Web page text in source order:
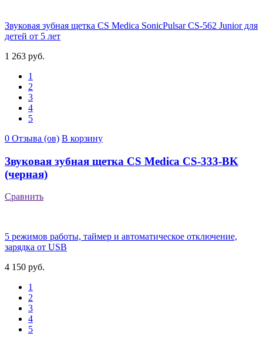
Звуковая зубная щетка CS Medica SonicPulsar CS-562 Junior для
детей от 5 лет
1 263 руб.
1
2
3
4
5
0 Отзыва (ов) В корзину
Звуковая зубная щетка CS Medica CS-333-BK
(черная)
Сравнить
5 режимов работы, таймер и автоматическое отключение,
зарядка от USB
4 150 руб.
1
2
3
4
5